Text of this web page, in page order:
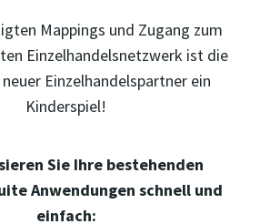
Mappings und Zugang zum
Einzelhandelsnetzwerk ist die
Einzelhandelspartner ein
Kinderspiel!
Sie Ihre bestehenden
Anwendungen schnell und
einfach: